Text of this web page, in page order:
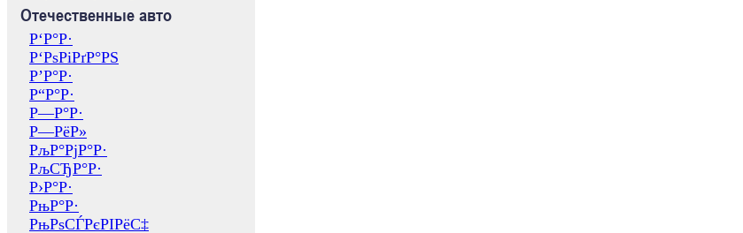
Отечественные авто
Р‘Р°Р·
Р‘РѕРіРґР°РЅ
Р’Р°Р·
Р“Р°Р·
Р—Р°Р·
Р—РёР»
РљР°РјР°Р·
РљСЂР°Р·
Р›Р°Р·
РњР°Р·
РњРѕСЃРєРІРёС‡